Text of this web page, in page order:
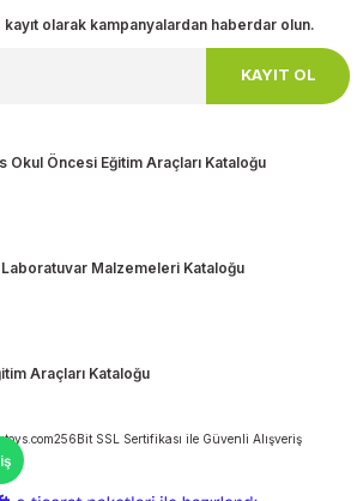
olarak kampanyalardan haberdar olun.
KAYIT OL
Okul Öncesi Eğitim Araçları Kataloğu
Laboratuvar Malzemeleri Kataloğu
Araçları Kataloğu
256Bit SSL Sertifikası ile Güvenli Alışveriş